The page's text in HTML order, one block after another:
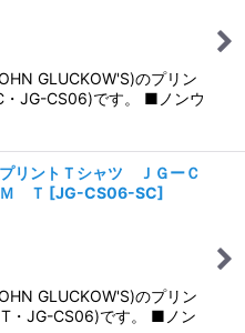
む
GLUCKOW'S)のプリン
・JG-CS06)です。 ■ノンウ
リントＴシャツ ＪＧーＣ
Ｔ [JG-CS06-SC]
GLUCKOW'S)のプリン
T・JG-CS06)です。 ■ノン